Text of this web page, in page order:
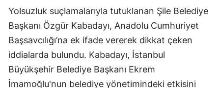
Yolsuzluk suçlamalarıyla tutuklanan Şile Belediye
Başkanı Özgür Kabadayı, Anadolu Cumhuriyet
Başsavcılığı’na ek ifade vererek dikkat çeken
iddialarda bulundu. Kabadayı, İstanbul
Büyükşehir Belediye Başkanı Ekrem
İmamoğlu'nun belediye yönetimindeki etkisini